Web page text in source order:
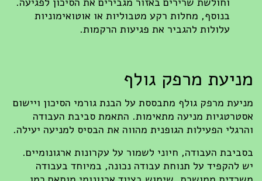
בנוסף, מחלות רקע מטבוליות או אוטואימוניות
עלולות להגביר את פגיעות הרקמות.
מניעת מרפק גולף
מניעת מרפק גולף מתבססת על הבנת גורמי הסיכון ויישום
אסטרטגיות מניעה מתאימות. התאמת סביבת העבודה
והרגלי הפעילות הגופנית מהווה את הבסיס למניעה יעילה.
בסביבת העבודה, חיוני לשמור על עקרונות ארגונומיים.
יש להקפיד על תנוחת עבודה נכונה, במיוחד בעבודה